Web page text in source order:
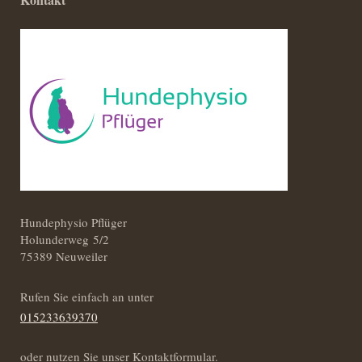
Hundephysio Pflüger
Holunderweg 5/2
75389 Neuweiler
Rufen Sie einfach an unter
015233639370
oder nutzen Sie unser Kontaktformular.